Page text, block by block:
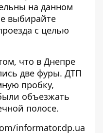
на данном
выбирайте
с целью
что в Днепре
две фуры. ДТП
пробку,
объезжать
полосе.
informator.dp.ua